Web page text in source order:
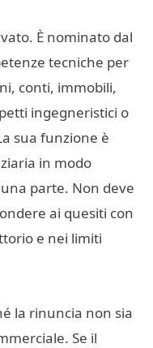
È nominato dal
tecniche per
conti, immobili,
ingegneristici o
sua funzione è
in modo
parte. Non deve
ai quesiti con
e nei limiti
la rinuncia non sia
Se il